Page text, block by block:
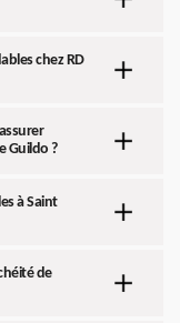
chez RD
Guildo ?
à Saint
de